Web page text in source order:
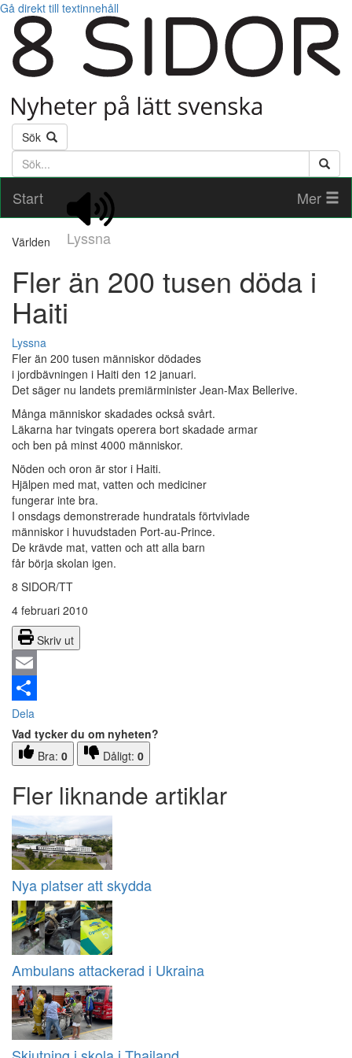
Gå direkt till textinnehåll
Sök
Söktext
Start
Lyssna
Mer
Världen
Fler än 200 tusen döda i
Haiti
Lyssna
Fler än 200 tusen människor dödades
i jordbävningen i Haiti den 12 januari.
Det säger nu landets premiärminister Jean-Max Bellerive.
Många människor skadades också svårt.
Läkarna har tvingats operera bort skadade armar
och ben på minst 4000 människor.
Nöden och oron är stor i Haiti.
Hjälpen med mat, vatten och mediciner
fungerar inte bra.
I onsdags demonstrerade hundratals förtvivlade
människor i huvudstaden Port-au-Prince.
De krävde mat, vatten och att alla barn
får börja skolan igen.
8 SIDOR/TT
4 februari 2010
Skriv ut
Email
Dela
Vad tycker du om nyheten?
Bra: 0 Dåligt: 0
Fler liknande artiklar
Nya platser att skydda
Ambulans attackerad i Ukraina